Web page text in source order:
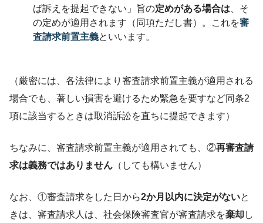
ば訴えを提起できない」旨の定めがある場合は 、そ
の定めが適用されます（同項ただし書）。これを審
査請求前置主義といいます。
（厳密には、各法律により審査請求前置主義が適用される
場合でも、著しい損害を避けるため緊急を要すなど同条2
項に該当するときは取消訴訟を直ちに提起できます）
ちなみに、審査請求前置主義が適用されても、②再審査請
求は義務ではありません （しても構いません）
なお、①審査請求をした日から2か月以内に決定がないと
きは、審査請求人は、社会保険審査官が審査請求を棄却し